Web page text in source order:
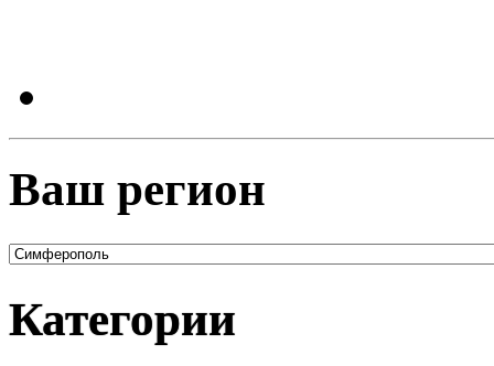
Ваш регион
Категории